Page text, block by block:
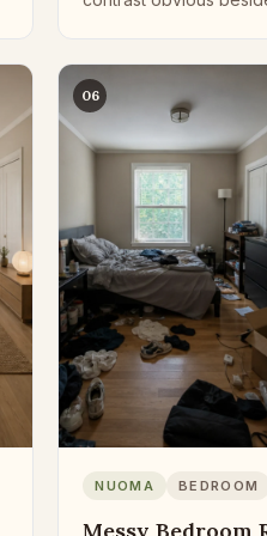
06
NUOMA BEDROOM